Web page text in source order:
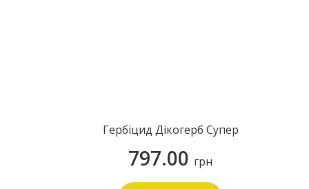
Гербіцид Дікогерб Супер
797.00 грн